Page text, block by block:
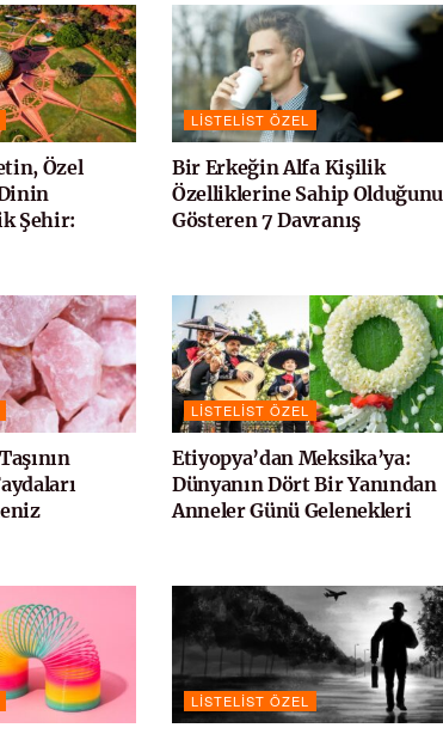
Özel
Şehir:
LISTELIST ÖZEL
Bir Erkeğin Alfa Kişilik
Özelliklerine Sahip Olduğunu
Gösteren 7 Davranış
LISTELIST ÖZEL
Etiyopya’dan Meksika’ya:
Dünyanın Dört Bir Yanından
Anneler Günü Gelenekleri
LISTELIST ÖZEL